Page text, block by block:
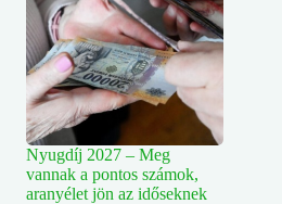
Nyugdíj 2027 – Meg
vannak a pontos számok,
aranyélet jön az időseknek